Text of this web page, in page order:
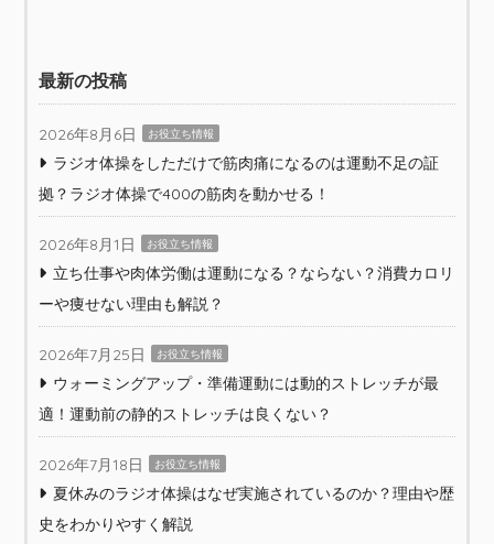
最新の投稿
2026年8月6日 お役立ち情報
ラジオ体操をしただけで筋肉痛になるのは運動不足の証
拠？ラジオ体操で400の筋肉を動かせる！
2026年8月1日 お役立ち情報
立ち仕事や肉体労働は運動になる？ならない？消費カロリ
ーや痩せない理由も解説？
2026年7月25日 お役立ち情報
ウォーミングアップ・準備運動には動的ストレッチが最
適！運動前の静的ストレッチは良くない？
2026年7月18日 お役立ち情報
夏休みのラジオ体操はなぜ実施されているのか？理由や歴
史をわかりやすく解説